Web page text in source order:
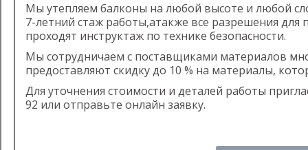
Мы утепляем балконы на любой высоте и любой
7-летний стаж работы,атакже все разрешения
проходят инструктаж по технике безопасности.
Мы сотрудничаем с поставщиками материалов
предоставляют скидку до 10 % на материалы,
Для уточнения стоимости и деталей работы
92 или отправьте онлайн заявку.